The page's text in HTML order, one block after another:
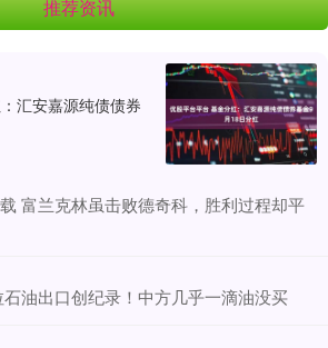
推荐资讯
汇安嘉源纯债债券
富兰克林虽击败德奇科，胜利过程却平
油出口创纪录！中方几乎一滴油没买